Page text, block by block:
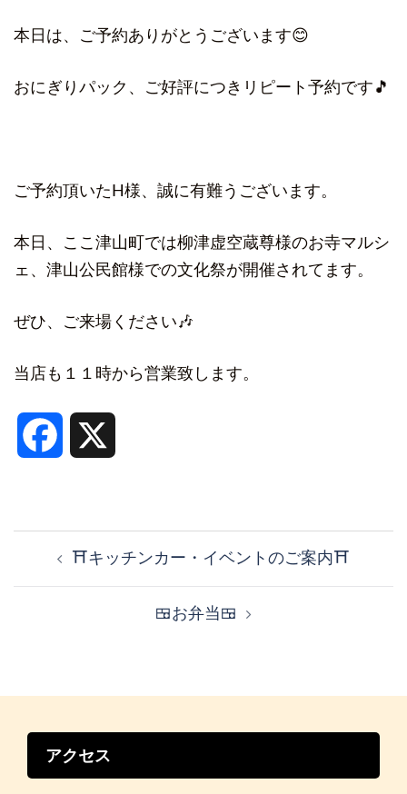
本日は、ご予約ありがとうございます😊
おにぎりパック、ご好評につきリピート予約です🎵
ご予約頂いたH様、誠に有難うございます。
本日、ここ津山町では柳津虚空蔵尊様のお寺マルシ
ェ、津山公民館様での文化祭が開催されてます。
ぜひ、ご来場ください🎶
当店も１１時から営業致します。
Facebook
⛩️キッチンカー・イベントのご案内⛩️
🍱お弁当🍱
アクセス